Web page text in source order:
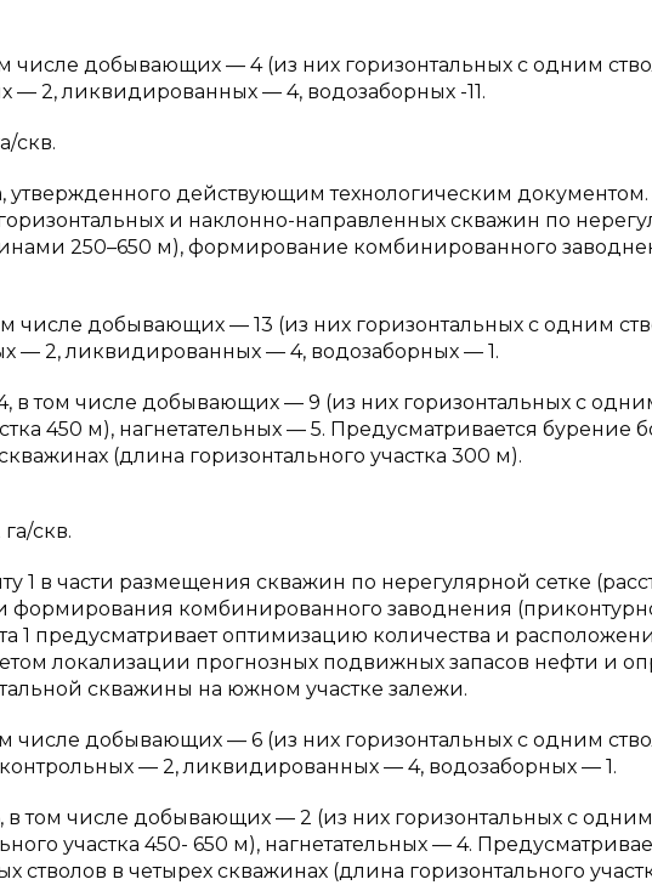
добывающих — 4 (из них горизонтальных с одним
— 2, ликвидированных — 4, водозаборных -11.
скв.
утвержденного действующим технологическим документом.
и наклонно-направленных скважин по
250–650 м), формирование комбинированного
добывающих — 13 (из них горизонтальных с одним
— 2, ликвидированных — 4, водозаборных — 1.
в том числе добывающих — 9 (из них горизонтальных с
450 м), нагнетательных — 5. Предусматривается бурение
(длина горизонтального участка 300 м).
скв.
1 в части размещения скважин по нерегулярной сетке
формирования комбинированного заводнения
1 предусматривает оптимизацию количества и
локализации прогнозных подвижных запасов нефти и
скважины на южном участке залежи.
добывающих — 6 (из них горизонтальных с одним
— 2, ликвидированных — 4, водозаборных — 1.
том числе добывающих — 2 (из них горизонтальных с
участка 450- 650 м), нагнетательных — 4.
стволов в четырех скважинах (длина горизонтального